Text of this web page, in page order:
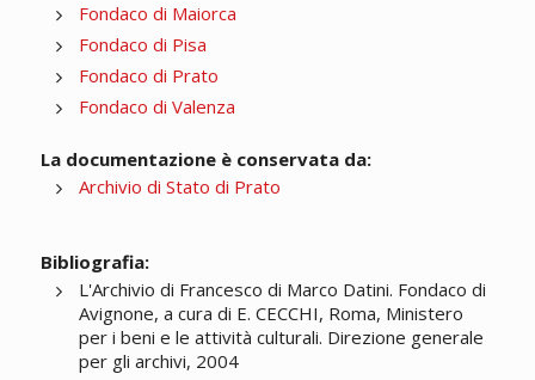
Fondaco di Maiorca
Fondaco di Pisa
Fondaco di Prato
Fondaco di Valenza
La documentazione è conservata da:
Archivio di Stato di Prato
Bibliografia:
L'Archivio di Francesco di Marco Datini. Fondaco di
Avignone, a cura di E. CECCHI, Roma, Ministero
per i beni e le attività culturali. Direzione generale
per gli archivi, 2004